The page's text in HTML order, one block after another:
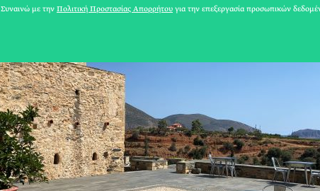
Συναινώ με την Πολιτική Προστασίας Απορρήτου για την επεξεργασία προσωπικών